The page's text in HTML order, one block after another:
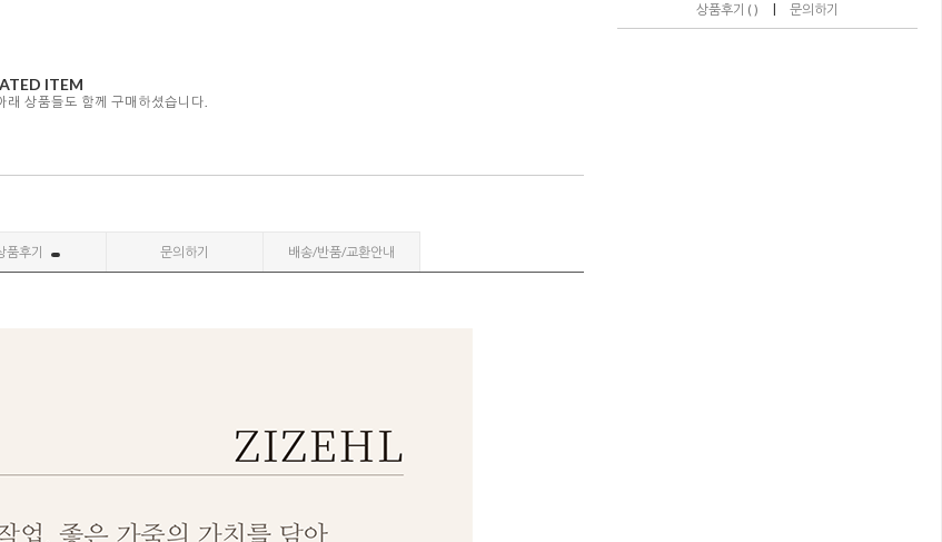
ITEM
래 상품들도 함께 구매하셨습니다.
품후기 문의하기 배송/반품/교환안내
상품후기 ( ) | 문의하기